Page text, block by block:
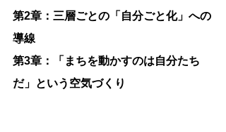
第2章：三層ごとの「自分ごと化」への
導線
第3章：「まちを動かすのは自分たち
だ」という空気づくり